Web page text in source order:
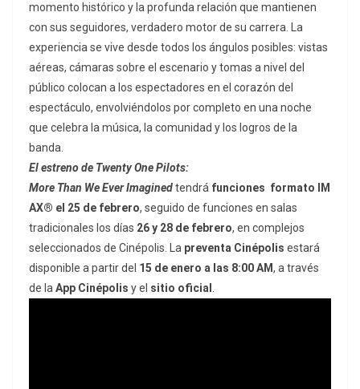
momento histórico y la profunda relación que mantienen
con sus seguidores, verdadero motor de su carrera. La
experiencia se vive desde todos los ángulos posibles: vistas
aéreas, cámaras sobre el escenario y tomas a nivel del
público colocan a los espectadores en el corazón del
espectáculo, envolviéndolos por completo en una noche
que celebra la música, la comunidad y los logros de la
banda.
El estreno de Twenty One Pilots:
More Than We Ever Imaginedtendrá funciones formato IM
AX® el 25 de febrero, seguido de funciones en salas
tradicionales los días 26 y 28 de febrero, en complejos
seleccionados de Cinépolis. La preventa Cinépolis estará
disponible a partir del 15 de enero a las 8:00 AM, a través
de la App Cinépolis y el sitio oficial